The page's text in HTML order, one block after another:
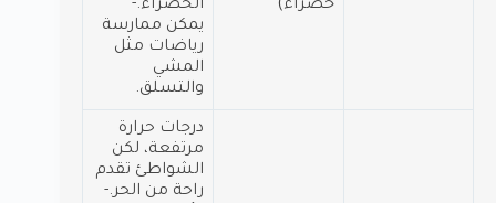
خضراء)
الخضراء.-
يمكن ممارسة
رياضات مثل
المشي
والتسلق.
درجات حرارة
مرتفعة، لكن
الشواطئ تقدم
راحة من الحر.-